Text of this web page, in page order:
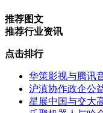
推荐图文
推荐行业资讯
点击排行
华策影视与腾讯
沪滇协作政企公
星展中国与交大